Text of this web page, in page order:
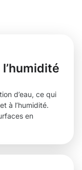
d’eau, ce qui
à l’humidité.
en